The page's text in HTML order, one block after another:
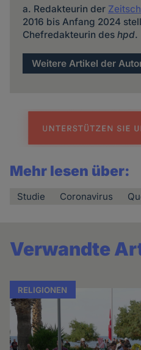
a. Redakteurin der
2016 bis Anfang 2024
Chefredakteurin des hpd.
Weitere Artikel der
Mehr lesen über:
Studie Coronavirus
Verwandte
RELIGIONEN